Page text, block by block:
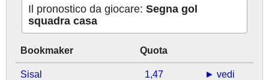
Il pronostico da giocare: Segna gol
squadra casa
Bookmaker Quota
Sisal 1,47 ► vedi